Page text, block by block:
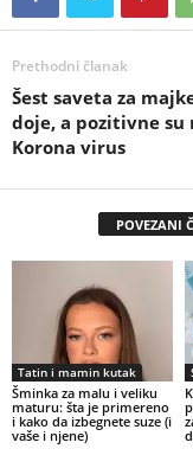
Prethodni članak
Šest saveta za
doje, a pozitivne su
Korona virus
POVEZANI
Tatin i mamin kutak
Šminka za malu i veliku
maturu: šta je primereno
i kako da izbegnete suze (i
vaše i njene)